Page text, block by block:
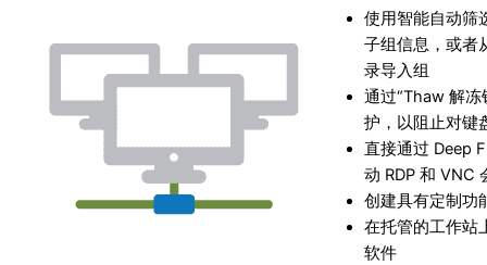
使用智能自动筛
子组信息，或者
录导入组
通过“Thaw 解
护，以阻止对键
直接通过 Deep
动 RDP 和 VNC
创建具有定制功
在托管的工作站
软件